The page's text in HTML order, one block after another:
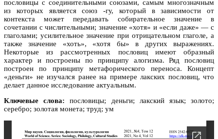
пословицы с соединительными союзами, самым многозначным
из которых является союз -гу, который в зависимости от
контекста может передавать собирательное значение в
сочетании с числительными; значение «хотя» и «если даже» — с
глаголами; усилительное значение при отрицательном глаголе, а
также значение «хоть», «хотя бы» в других выражениях.
Некоторые из рассмотренных пословиц имеют образный
характер и построены по принципу алогизма. Ряд пословиц
построен по принципу метафорического переноса. Концепт
«деньги» не изучался ранее на примере лакских пословиц, что
делает данное исследование актуальным.
Ключевые слова: пословицы; деньги; лакский язык; золото;
серебро; золотая монета; труд; ум